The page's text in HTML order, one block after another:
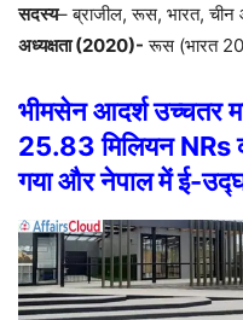
सदस्य– ब्राजील, रूस, भारत, चीन
अध्यक्षता (2020)- रूस (भारत
भीमसेन आदर्श उच्चतर
25.83 मिलियन NRs
गया और नेपाल में ई-